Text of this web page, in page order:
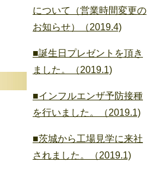
について（営業時間変更の
お知らせ）（2019.4)
■誕生日プレゼントを頂き
ました。（2019.1)
■インフルエンザ予防接種
を行いました。（2019.1)
■茨城から工場見学に来社
されました。（2019.1)